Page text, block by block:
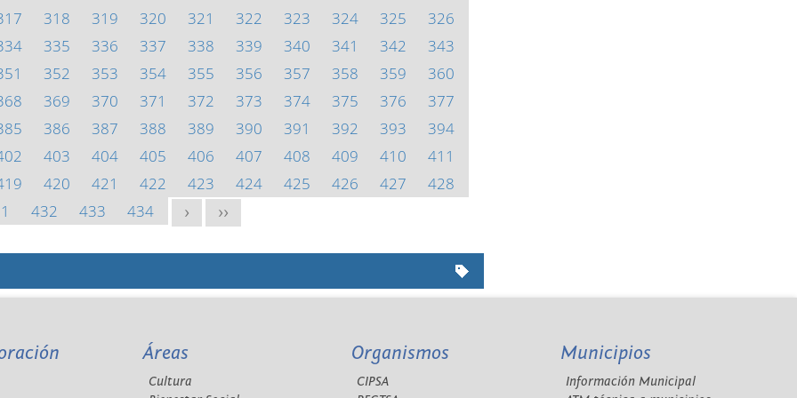
318 319 320 321 322 323 324 325
326
335 336 337 338 339 340 341 342
343
352 353 354 355 356 357 358 359
360
369 370 371 372 373 374 375 376
377
386 387 388 389 390 391 392 393
394
403 404 405 406 407 408 409 410
411
420 421 422 423 424 425 426 427
428
432 433 434 > >>
Áreas
Cultura
Organismos
CIPSA
Municipios
Información Municipal